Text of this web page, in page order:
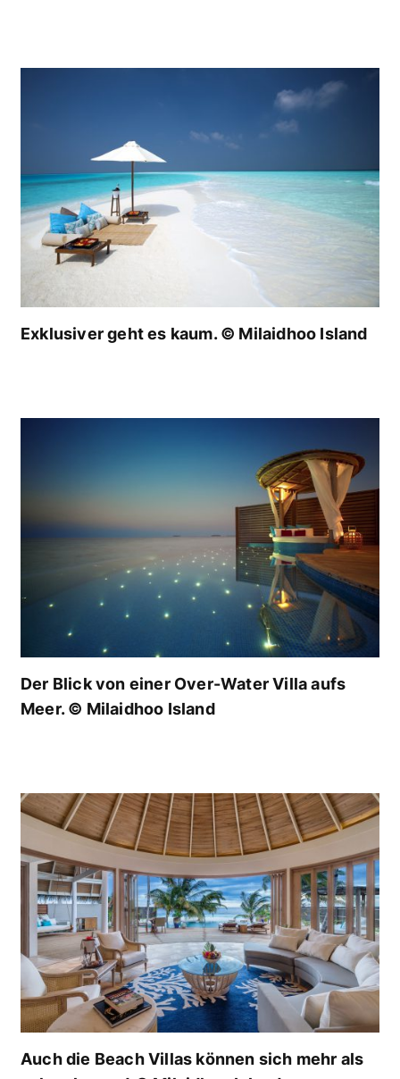
Exklusiver geht es kaum. © Milaidhoo Island
Der Blick von einer Over-Water Villa aufs
Meer. © Milaidhoo Island
Auch die Beach Villas können sich mehr als